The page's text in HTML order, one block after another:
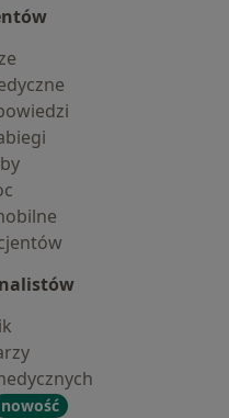
nowość